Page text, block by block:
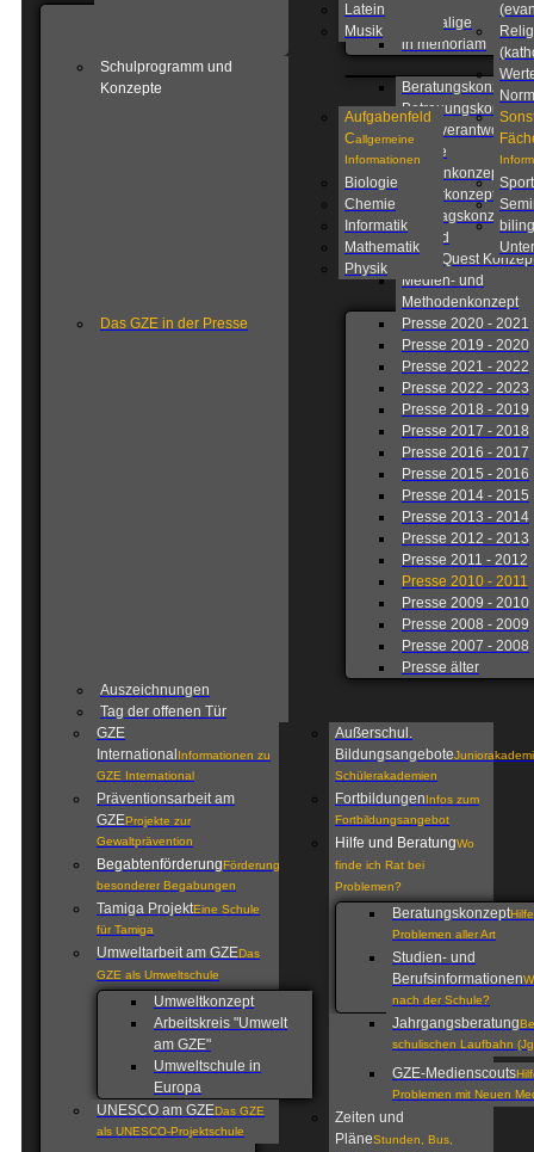
Ehemalige
in memoriam
Schulprogramm und
Konzepte
Beratungskonzept
Betreuungskonzept
Schule
Fahrtenkonzept
Förderkonzept
Ganztagskonzept
Leitbild
Lions Quest
Medien- und
Methodenkonzept
Das GZE in der Presse
Presse 2020 - 2021
Presse 2019 - 2020
Presse 2021 - 2022
Presse 2022 - 2023
Presse 2018 - 2019
Presse 2017 - 2018
Presse 2016 - 2017
Presse 2015 - 2016
Presse 2014 - 2015
Presse 2013 - 2014
Presse 2012 - 2013
Presse 2011 - 2012
Presse 2010 - 2011
Presse 2009 - 2010
Presse 2008 - 2009
Presse 2007 - 2008
Presse älter
Auszeichnungen
Tag der offenen Tür
Latein
Musik
Aufgabenfeld
Callgemeine
Informationen
Biologie
Chemie
Informatik
Mathematik
Physik
Sport
GZE
International Informationen zu
GZE International
Präventionsarbeit am
GZEProjekte zur
Gewaltprävention
BegabtenförderungFörderung
besonderer Begabungen
Tamiga ProjektEine Schule
für Tamiga
Umweltarbeit am GZEDas
GZE als Umweltschule
Umweltkonzept
Arbeitskreis "Umwelt
am GZE"
Umweltschule in
Europa
UNESCO am GZEDas GZE
als UNESCO-Projektschule
Außerschul.
Bildungsangebote
Schülerakademien
FortbildungenInfos zum
Fortbildungsangebot
Hilfe und BeratungWo
finde ich Rat bei
Problemen?
Beratungskonzept
Problemen aller Art
Studien- und
Berufsinformationen
nach der Schule?
Jahrgangsberatung
schulischen Laufbahn
GZE-Medienscouts
Problemen mit Neuen
Zeiten und
PläneStunden, Bus,